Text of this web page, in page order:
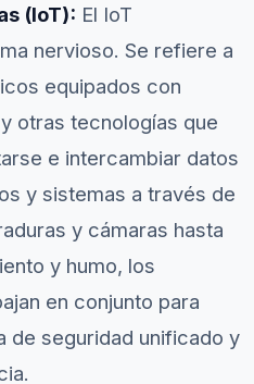
(IoT): El IoT
nervioso. Se refiere a
equipados con
otras tecnologías que
e intercambiar datos
y sistemas a través de
y cámaras hasta
y humo, los
en conjunto para
de seguridad unificado y